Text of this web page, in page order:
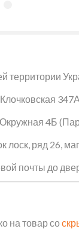
территории
347А
4Б
лоск, ряд 26,
почты до
на товар со